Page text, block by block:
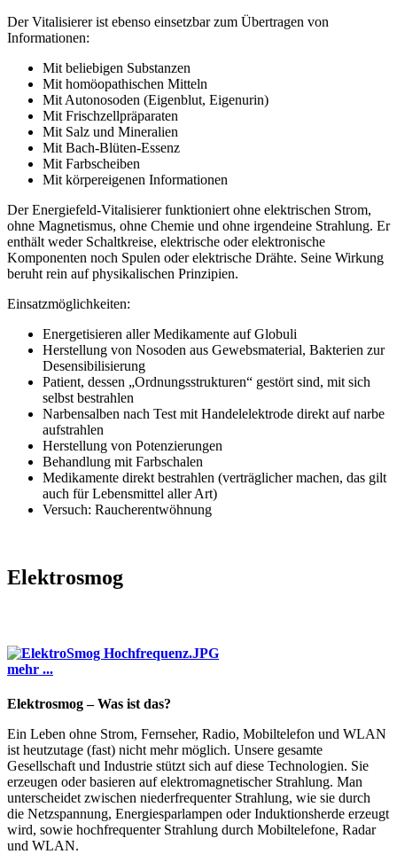
Der Vitalisierer ist ebenso einsetzbar zum Übertragen von
Informationen:
Mit beliebigen Substanzen
Mit homöopathischen Mitteln
Mit Autonosoden (Eigenblut, Eigenurin)
Mit Frischzellpräparaten
Mit Salz und Mineralien
Mit Bach-Blüten-Essenz
Mit Farbscheiben
Mit körpereigenen Informationen
Der Energiefeld-Vitalisierer funktioniert ohne elektrischen Strom,
ohne Magnetismus, ohne Chemie und ohne irgendeine Strahlung. Er
enthält weder Schaltkreise, elektrische oder elektronische
Komponenten noch Spulen oder elektrische Drähte. Seine Wirkung
beruht rein auf physikalischen Prinzipien.
Einsatzmöglichkeiten:
Energetisieren aller Medikamente auf Globuli
Herstellung von Nosoden aus Gewebsmaterial, Bakterien zur
Desensibilisierung
Patient, dessen „Ordnungsstrukturen“ gestört sind, mit sich
selbst bestrahlen
Narbensalben nach Test mit Handelelektrode direkt auf narbe
aufstrahlen
Herstellung von Potenzierungen
Behandlung mit Farbschalen
Medikamente direkt bestrahlen (verträglicher machen, das gilt
auch für Lebensmittel aller Art)
Versuch: Raucherentwöhnung
Elektrosmog
mehr ...
Elektrosmog – Was ist das?
Ein Leben ohne Strom, Fernseher, Radio, Mobiltelefon und WLAN
ist heutzutage (fast) nicht mehr möglich. Unsere gesamte
Gesellschaft und Industrie stützt sich auf diese Technologien. Sie
erzeugen oder basieren auf elektromagnetischer Strahlung. Man
unterscheidet zwischen niederfrequenter Strahlung, wie sie durch
die Netzspannung, Energiesparlampen oder Induktionsherde erzeugt
wird, sowie hochfrequenter Strahlung durch Mobiltelefone, Radar
und WLAN.